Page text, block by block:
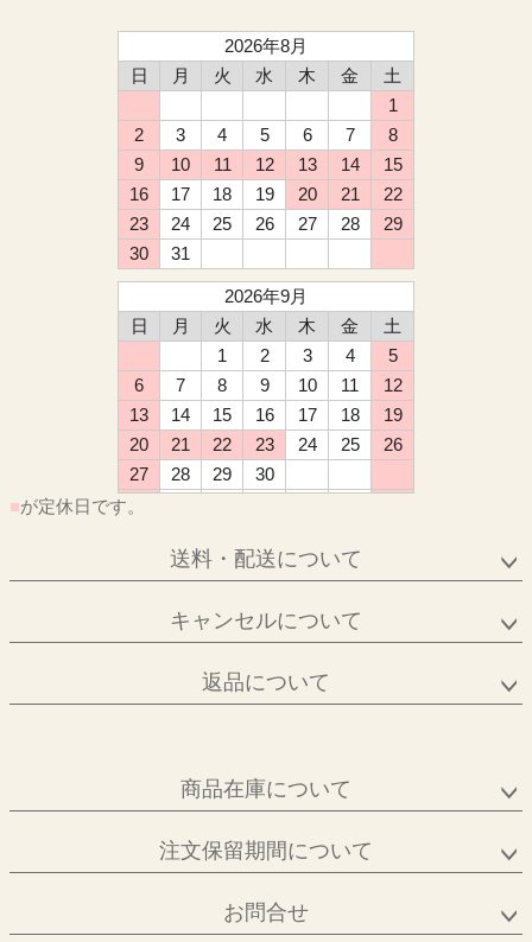
2026年8月
日
月 火 水 木 金
土
1
2
3 4 5 6 7
8
9
10 11 12 13 14
15
16
17 18 19 20 21
22
23
24 25 26 27 28
29
30
31
2026年9月
日
月 火 水 木 金
土
1
2 3 4
5
6
7 8 9 10 11
12
13
14 15 16 17 18
19
20
21 22 23 24 25
26
27
28 29
30
■が定休日です。
送料・配送について
キャンセルについて
返品について
商品在庫について
注文保留期間について
お問合せ